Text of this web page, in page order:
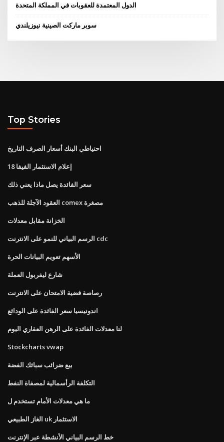
الدول المعتمدة للعقوبات في المملكة المتحدة
سوبر ماركت الصينية نيوزيلندي
Top Stories
احتياطي البنك أسعار الصرف التاريخ
إعلام الاستثمار الفيفا 18
سعر الفائدة يصل ماذا يعني ذلك
العقود الآجلة للذهب comex مصغرة
الخزانة مقابل معدلات
الرسم البياني للنمو على الانترنت cdc
الأسهم تعويم البيانات الحرة
شارع ليفربول العملة
رصاصة فضية الامتحان على الانترنت
اندونيسيا سعر الفائدة على الودائع
لنا معدلات الفائدة على الرهن العقاري اليوم
Stockcharts vwap
بيع ضرائب سبائك الفضة
التكلفة الرأسمالية لمصفاة النفط
ما هي معدلات الأمام تستخدم ل
الغاز الطبيعي uk الاستثمار
خط الرسم البياني الأنشطة عبر الإنترنت